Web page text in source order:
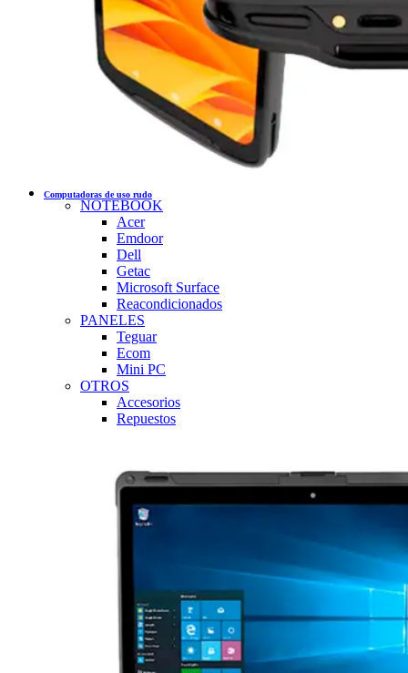
Computadoras de uso rudo
NOTEBOOK
Acer
Emdoor
Dell
Getac
Microsoft Surface
Reacondicionados
PANELES
Teguar
Ecom
Mini PC
OTROS
Accesorios
Repuestos